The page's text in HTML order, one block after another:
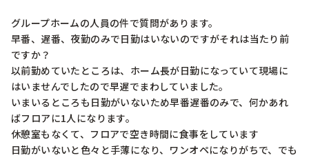
グループホームの人員の件で質問があります。
早番、遅番、夜勤のみで日勤はいないのですがそれは当たり前
ですか？
以前勤めていたところは、ホーム長が日勤になっていて現場に
はいませんでしたので早遅でまわしていました。
いまいるところも日勤がいないため早番遅番のみで、何かあれ
ばフロアに1人になります。
休憩室もなくて、フロアで空き時間に食事をしています
日勤がいないと色々と手薄になり、ワンオペになりがちで、でも